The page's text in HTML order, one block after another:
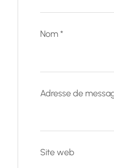
Nom*
Adresse de
Site web